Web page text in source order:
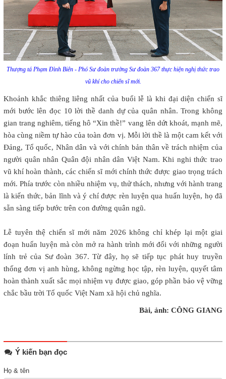
Thượng tá Phạm Đình Biên - Phó Sư đoàn trưởng Sư đoàn 367 thực hiện nghị thức trao
vũ khí cho chiến sĩ mới.
Khoảnh khắc thiêng liêng nhất của buổi lễ là khi đại diện chiến sĩ
mới bước lên đọc 10 lời thề danh dự của quân nhân. Trong không
gian trang nghiêm, tiếng hô “Xin thề!” vang lên dứt khoát, mạnh mẽ,
hòa cùng niềm tự hào của toàn đơn vị. Mỗi lời thề là một cam kết với
Đảng, Tổ quốc, Nhân dân và với chính bản thân về trách nhiệm của
người quân nhân Quân đội nhân dân Việt Nam. Khi nghi thức trao
vũ khí hoàn thành, các chiến sĩ mới chính thức được giao trọng trách
mới. Phía trước còn nhiều nhiệm vụ, thử thách, nhưng với hành trang
là kiến thức, bản lĩnh và ý chí được rèn luyện qua huấn luyện, họ đã
sẵn sàng tiếp bước trên con đường quân ngũ.
Lễ tuyên thệ chiến sĩ mới năm 2026 không chỉ khép lại một giai
đoạn huấn luyện mà còn mở ra hành trình mới đối với những người
lính trẻ của Sư đoàn 367. Từ đây, họ sẽ tiếp tục phát huy truyền
thống đơn vị anh hùng, không ngừng học tập, rèn luyện, quyết tâm
hoàn thành xuất sắc mọi nhiệm vụ được giao, góp phần bảo vệ vững
chắc bầu trời Tổ quốc Việt Nam xã hội chủ nghĩa.
Bài, ảnh: CÔNG GIANG
Ý kiến bạn đọc
Họ & tên